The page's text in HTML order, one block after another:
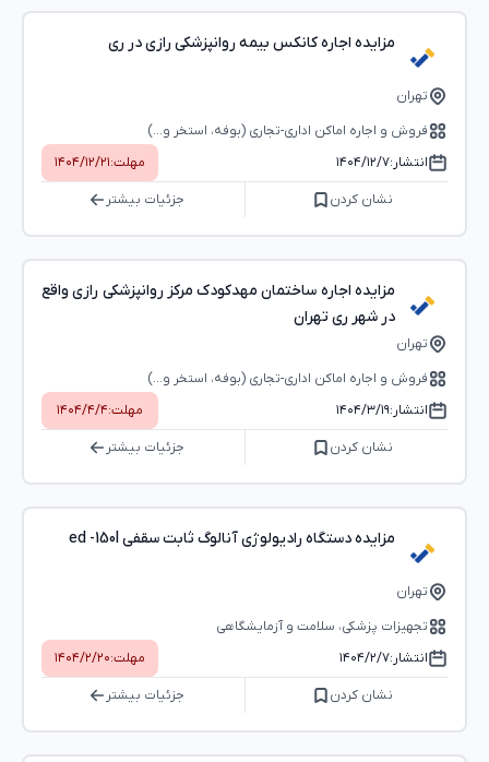
مزایده اجاره کانکس بیمه روانپزشکی رازی در ری
تهران
فروش و اجاره اماکن اداری-تجاری (بوفه، استخر و...)
انتشار:۱۴۰۴/۱۲/۷ مهلت:۱۴۰۴/۱۲/۲۱
نشان کردن جزئیات بیشتر
مزایده اجاره ساختمان مهدکودک مرکز روانپزشکی رازی واقع
در شهر ری تهران
تهران
فروش و اجاره اماکن اداری-تجاری (بوفه، استخر و...)
انتشار:۱۴۰۴/۳/۱۹ مهلت:۱۴۰۴/۴/۴
نشان کردن جزئیات بیشتر
مزایده دستگاه رادیولوژی آنالوگ ثابت سقفی ed -150l
تهران
تجهیزات پزشکی، سلامت و آزمایشگاهی
انتشار:۱۴۰۴/۲/۷ مهلت:۱۴۰۴/۲/۲۰
نشان کردن جزئیات بیشتر